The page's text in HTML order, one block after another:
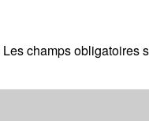
Les champs obligatoires